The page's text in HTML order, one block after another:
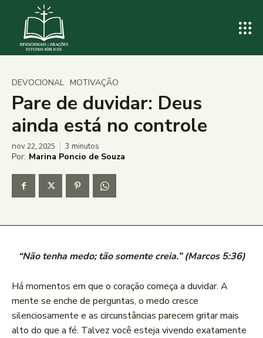
DEVOCIONAL MOTIVAÇÃO
Pare de duvidar: Deus
ainda está no controle
nov 22, 2025 3 minutos
Por: Marina Poncio de Souza
“Não tenha medo; tão somente creia.” (Marcos 5:36)
Há momentos em que o coração começa a duvidar. A
mente se enche de perguntas, o medo cresce
silenciosamente e as circunstâncias parecem gritar mais
alto do que a fé. Talvez você esteja vivendo exatamente